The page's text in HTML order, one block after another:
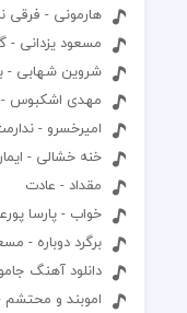
هارمونی - فرقی
مسعود یزدانی -
شروین شهابی -
مهدی اشکبوس -
امیرخسرو -
خنه خشالی -
مقداد - عادت
خواب - پارسا
برگرد دوباره -
دانلود آهنگ
اموبند و محتشم